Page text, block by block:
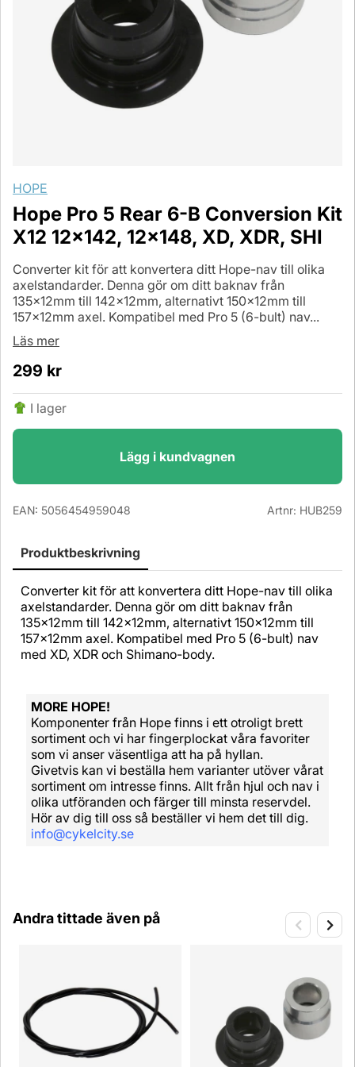
HOPE
Hope Pro 5 Rear 6-B Conversion Kit
X12 12x142, 12x148, XD, XDR, SHI
Converter kit för att konvertera ditt Hope-nav till olika
axelstandarder. Denna gör om ditt baknav från
135x12mm till 142x12mm, alternativt 150x12mm till
157x12mm axel. Kompatibel med Pro 5 (6-bult) nav...
Läs mer
299 kr
I lager
Lägg i kundvagnen
EAN: 5056454959048 Artnr: HUB259
Produktbeskrivning
Converter kit för att konvertera ditt Hope-nav till olika
axelstandarder. Denna gör om ditt baknav från
135x12mm till 142x12mm, alternativt 150x12mm till
157x12mm axel. Kompatibel med Pro 5 (6-bult) nav
med XD, XDR och Shimano-body.
MORE HOPE!
Komponenter från Hope finns i ett otroligt brett
sortiment och vi har fingerplockat våra favoriter
som vi anser väsentliga att ha på hyllan.
Givetvis kan vi beställa hem varianter utöver vårat
sortiment om intresse finns. Allt från hjul och nav i
olika utföranden och färger till minsta reservdel.
Hör av dig till oss så beställer vi hem det till dig.
info@cykelcity.se
Andra tittade även på